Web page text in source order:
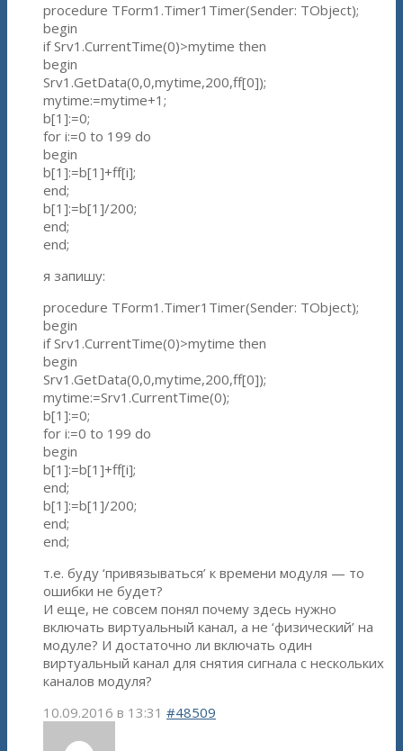
procedure TForm1.Timer1Timer(Sender: TObject);
begin
if Srv1.CurrentTime(0)>mytime then
begin
Srv1.GetData(0,0,mytime,200,ff[0]);
mytime:=mytime+1;
b[1]:=0;
for i:=0 to 199 do
begin
b[1]:=b[1]+ff[i];
end;
b[1]:=b[1]/200;
end;
end;
я запишу:
procedure TForm1.Timer1Timer(Sender: TObject);
begin
if Srv1.CurrentTime(0)>mytime then
begin
Srv1.GetData(0,0,mytime,200,ff[0]);
mytime:=Srv1.CurrentTime(0);
b[1]:=0;
for i:=0 to 199 do
begin
b[1]:=b[1]+ff[i];
end;
b[1]:=b[1]/200;
end;
end;
т.е. буду ‘привязываться’ к времени модуля — то
ошибки не будет?
И еще, не совсем понял почему здесь нужно
включать виртуальный канал, а не ‘физический’ на
модуле? И достаточно ли включать один
виртуальный канал для снятия сигнала с нескольких
каналов модуля?
10.09.2016 в 13:31 #48509